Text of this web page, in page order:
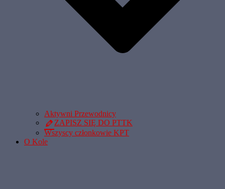
Aktywni Przewodnicy
ZAPISZ SIĘ DO PTTK
Wszyscy członkowie KPT
O Kole